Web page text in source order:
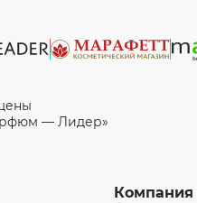
— Лидер»
Компания